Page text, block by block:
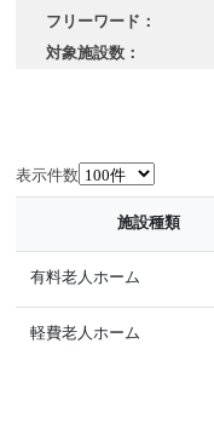
フリーワード：
対象施設数：
表示件数
施設種類
有料老人ホーム
軽費老人ホーム